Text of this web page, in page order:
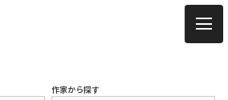
作家から探す